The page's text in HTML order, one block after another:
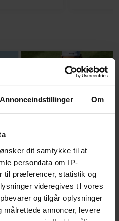
Annonceindstillinger Om
ønsker dit samtykke til at
persondata om IP-
til præferencer, statistik og
videregives til vores
og tilgår oplysninger
målrettede annoncer, levere
indtager
selv
portræt om
og den
at give slip
er relevant langt ud over
til det kommende partnerskab
BOSS sin position i
og moderne